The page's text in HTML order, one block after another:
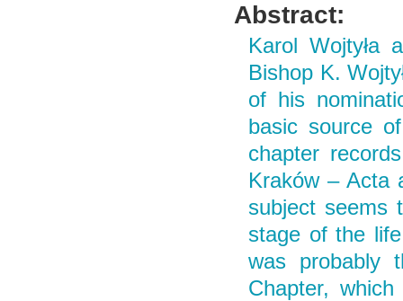
Abstract:
Karol Wojtyła
Bishop K.
of his
basic source
chapter
Kraków – Acta
subject seems
stage of the
was probably
Chapter,